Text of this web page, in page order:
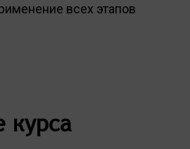
всех этапов
курса